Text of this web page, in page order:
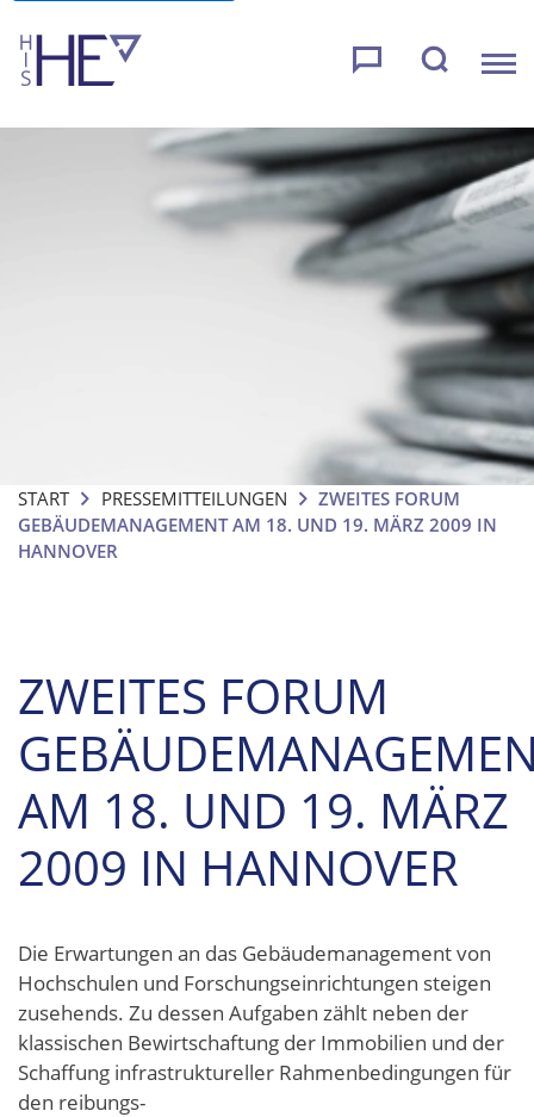
START PRESSEMITTEILUNGEN
ZWEITES FORUM
GEBÄUDEMANAGEMENT AM 18. UND 19. MÄRZ 2009 IN
HANNOVER
ZWEITES FORUM
AM 18. UND 19. MÄRZ
2009 IN HANNOVER
Die Erwartungen an das Gebäudemanagement von
Hochschulen und Forschungseinrichtungen steigen
zusehends. Zu dessen Aufgaben zählt neben der
klassischen Bewirtschaftung der Immobilien und der
Schaffung infrastruktureller Rahmenbedingungen für
den reibungs-